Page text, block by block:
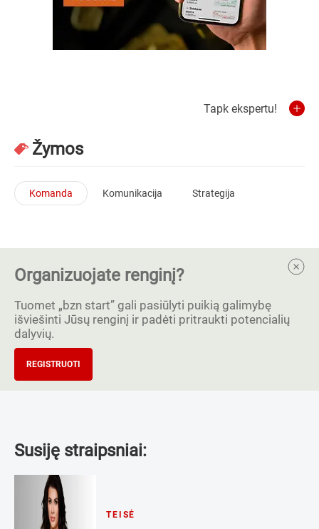
Tapk ekspertu!
Žymos
Komanda Komunikacija Strategija
Organizuojate renginį?
Tuomet „bzn start” gali pasiūlyti puikią galimybę
išviešinti Jūsų renginį ir padėti pritraukti potencialių
dalyvių.
REGISTRUOTI
Susiję straipsniai:
TEISĖ